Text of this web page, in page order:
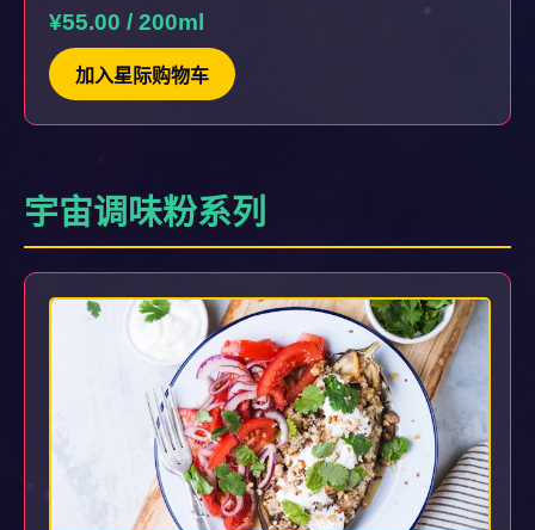
¥55.00 / 200ml
加入星际购物车
宇宙调味粉系列